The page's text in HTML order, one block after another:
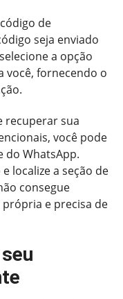
de
seja enviado
a opção
você, fornecendo o
recuperar sua
você pode
do WhatsApp.
localize a seção de
consegue
e precisa de